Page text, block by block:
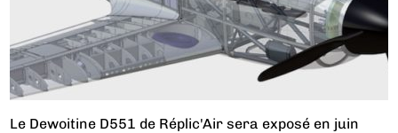
Le Dewoitine D551 de Réplic'Air sera exposé en juin